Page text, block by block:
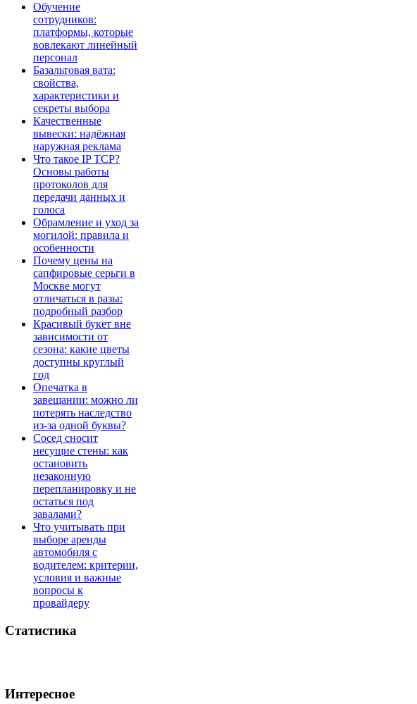
Обучение
сотрудников:
платформы, которые
вовлекают линейный
персонал
Базальтовая вата:
свойства,
характеристики и
секреты выбора
Качественные
вывески: надёжная
наружная реклама
Что такое IP TCP?
Основы работы
протоколов для
передачи данных и
голоса
Обрамление и уход за
могилой: правила и
особенности
Почему цены на
сапфировые серьги в
Москве могут
отличаться в разы:
подробный разбор
Красивый букет вне
зависимости от
сезона: какие цветы
доступны круглый
год
Опечатка в
завещании: можно ли
потерять наследство
из-за одной буквы?
Сосед сносит
несущие стены: как
остановить
незаконную
перепланировку и не
остаться под
завалами?
Что учитывать при
выборе аренды
автомобиля с
водителем: критерии,
условия и важные
вопросы к
провайдеру
Статистика
Интересное